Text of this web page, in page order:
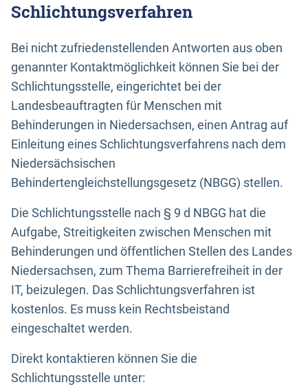
Schlichtungsverfahren
Bei nicht zufriedenstellenden Antworten aus oben
genannter Kontaktmöglichkeit können Sie bei der
Schlichtungsstelle, eingerichtet bei der
Landesbeauftragten für Menschen mit
Behinderungen in Niedersachsen, einen Antrag auf
Einleitung eines Schlichtungsverfahrens nach dem
Niedersächsischen
Behindertengleichstellungsgesetz (NBGG) stellen.
Die Schlichtungsstelle nach § 9 d NBGG hat die
Aufgabe, Streitigkeiten zwischen Menschen mit
Behinderungen und öffentlichen Stellen des Landes
Niedersachsen, zum Thema Barrierefreiheit in der
IT, beizulegen. Das Schlichtungsverfahren ist
kostenlos. Es muss kein Rechtsbeistand
eingeschaltet werden.
Direkt kontaktieren können Sie die
Schlichtungsstelle unter: